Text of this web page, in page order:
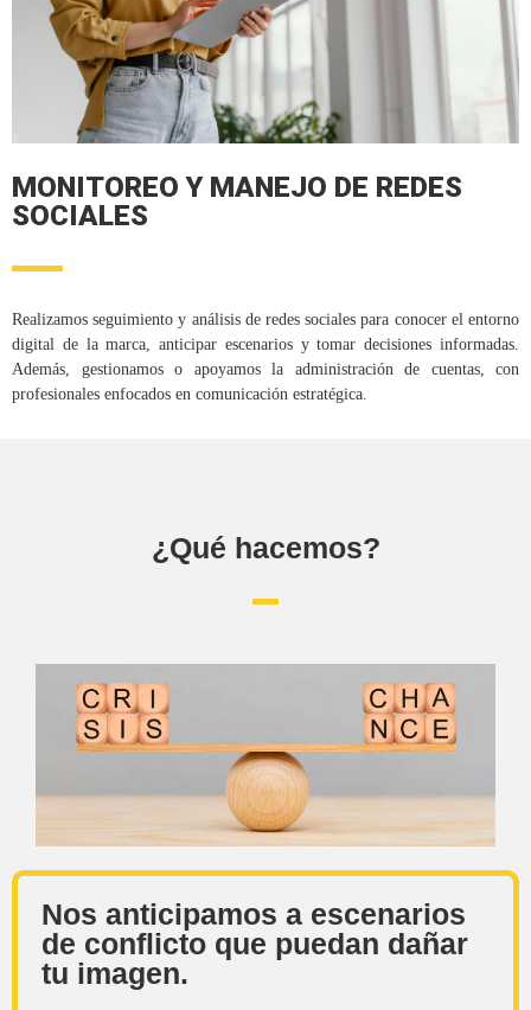
MONITOREO Y MANEJO DE REDES
SOCIALES
Realizamos seguimiento y análisis de redes sociales para conocer el entorno
digital de la marca, anticipar escenarios y tomar decisiones informadas.
Además, gestionamos o apoyamos la administración de cuentas, con
profesionales enfocados en comunicación estratégica.
¿Qué hacemos?
Nos anticipamos a escenarios
de conflicto que puedan dañar
tu imagen.